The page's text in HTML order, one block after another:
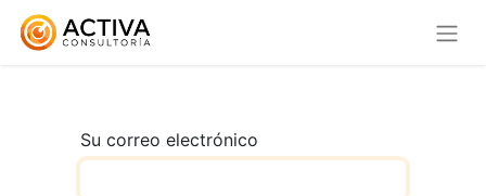
Su correo electrónico